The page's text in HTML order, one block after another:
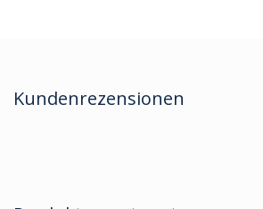
Kundenrezensionen